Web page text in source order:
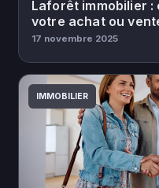
Laforêt immobilier
votre achat ou
17 novembre 2025
IMMOBILIER